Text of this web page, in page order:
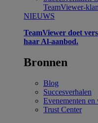
TeamViewer-
NIEUWS
TeamViewer doet
haar Al-aanbod.
Bronnen
Blog
Succesverhalen
Evenementen en
Trust Center